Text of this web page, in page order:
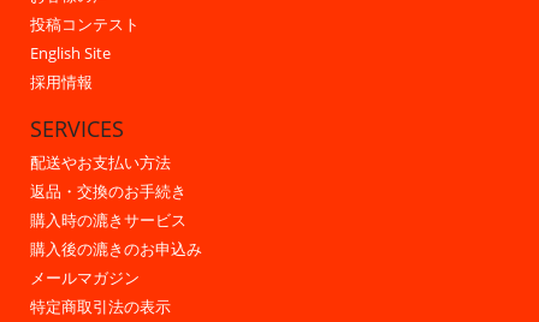
投稿コンテスト
English Site
採用情報
SERVICES
配送やお支払い方法
返品・交換のお手続き
購入時の漉きサービス
購入後の漉きのお申込み
メールマガジン
特定商取引法の表示